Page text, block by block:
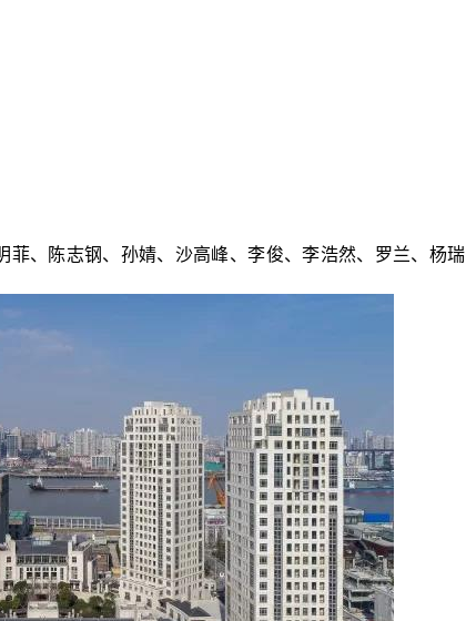
、陈志钢、孙婧、沙高峰、李俊、李浩然、罗兰、杨瑞